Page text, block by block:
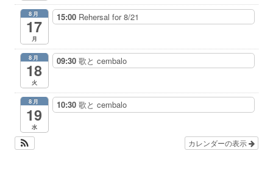
8月
17
月
15:00 Rehersal for 8/21
8月
18
火
09:30 歌と cembalo
8月
19
水
10:30 歌と cembalo
カレンダーの表示